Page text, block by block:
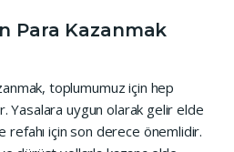
Para Kazanmak
toplumumuz için hep
Yasalara uygun olarak gelir elde
için son derece önemlidir.